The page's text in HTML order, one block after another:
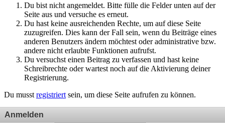
Du bist nicht angemeldet. Bitte fülle die Felder unten auf der
Seite aus und versuche es erneut.
Du hast keine ausreichenden Rechte, um auf diese Seite
zuzugreifen. Dies kann der Fall sein, wenn du Beiträge eines
anderen Benutzers ändern möchtest oder administrative bzw.
andere nicht erlaubte Funktionen aufrufst.
Du versuchst einen Beitrag zu verfassen und hast keine
Schreibrechte oder wartest noch auf die Aktivierung deiner
Registrierung.
Du musst registriert sein, um diese Seite aufrufen zu können.
Anmelden